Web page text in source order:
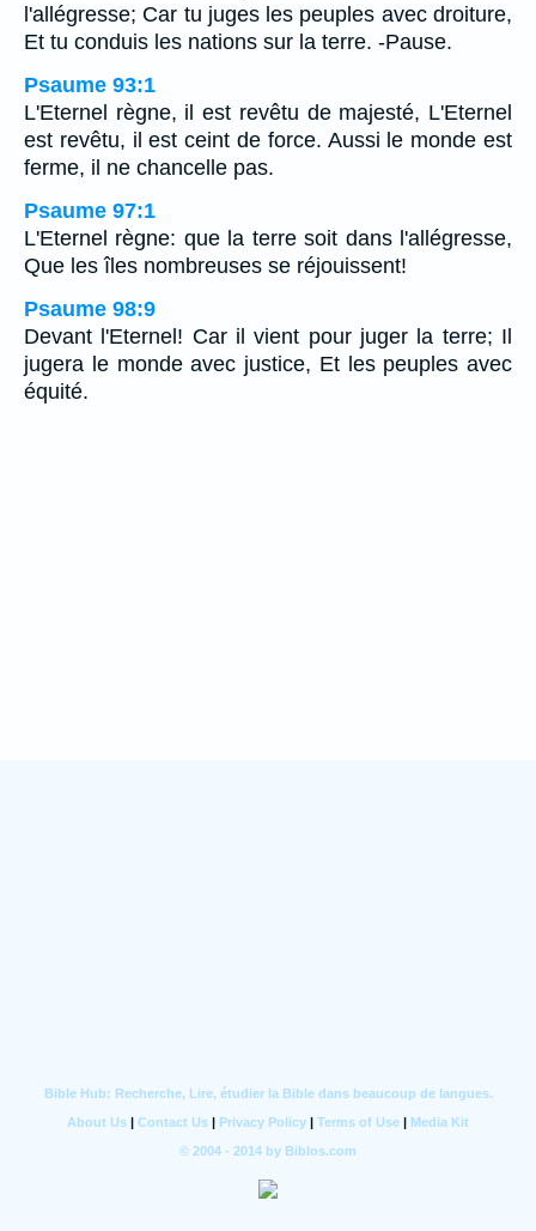
l'allégresse; Car tu juges les peuples avec droiture,
Et tu conduis les nations sur la terre. -Pause.
Psaume 93:1
L'Eternel règne, il est revêtu de majesté, L'Eternel
est revêtu, il est ceint de force. Aussi le monde est
ferme, il ne chancelle pas.
Psaume 97:1
L'Eternel règne: que la terre soit dans l'allégresse,
Que les îles nombreuses se réjouissent!
Psaume 98:9
Devant l'Eternel! Car il vient pour juger la terre; Il
jugera le monde avec justice, Et les peuples avec
équité.